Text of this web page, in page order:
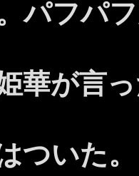
パフパ
華が言
ついた。